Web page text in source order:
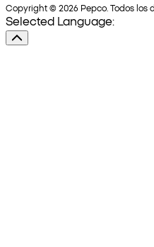
Copyright © 2026 Pepco. Todos los
Selected Language: